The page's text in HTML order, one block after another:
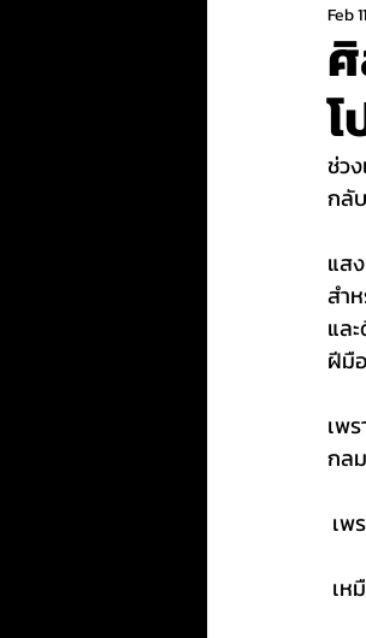
Feb 11
ช่ว
กลั
แส
สำ
แล
ฝีมื
เพ
กล
เพ
เห